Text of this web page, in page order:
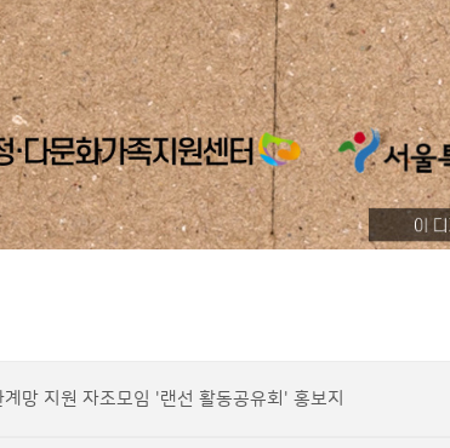
망 지원 자조모임 '랜선 활동공유회' 홍보지